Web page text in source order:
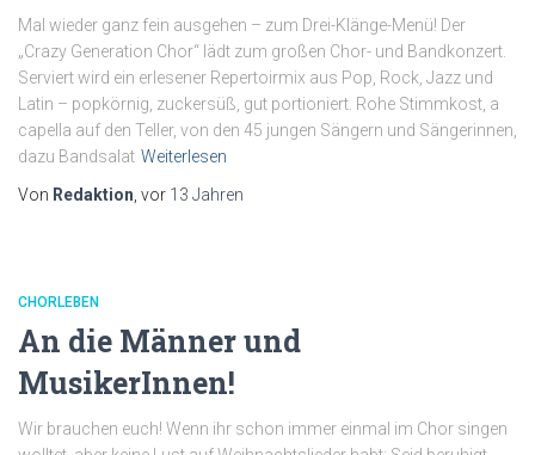
Mal wieder ganz fein ausgehen – zum Drei-Klänge-Menü! Der
„Crazy Generation Chor“ lädt zum großen Chor- und Bandkonzert.
Serviert wird ein erlesener Repertoirmix aus Pop, Rock, Jazz und
Latin – popkörnig, zuckersüß, gut portioniert. Rohe Stimmkost, a
capella auf den Teller, von den 45 jungen Sängern und Sängerinnen,
dazu Bandsalat Weiterlesen
Von Redaktion , vor 13 Jahren
CHORLEBEN
An die Männer und
MusikerInnen!
Wir brauchen euch! Wenn ihr schon immer einmal im Chor singen